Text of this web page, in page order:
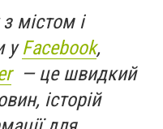
містом і
уFacebook,
— це швидкий
історій